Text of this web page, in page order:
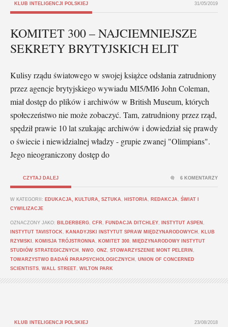
KLUB INTELIGENCJI POLSKIEJ 31/05/2019
KOMITET 300 – NAJCIEMNIEJSZE
SEKRETY BRYTYJSKICH ELIT
Kulisy rządu światowego w swojej książce odsłania zatrudniony
przez agencje brytyjskiego wywiadu MI5/MI6 John Coleman,
miał dostęp do plików i archiwów w British Museum, których
społeczeństwo nie może zobaczyć. Tam, zatrudniony przez rząd,
spędził prawie 10 lat szukając archiwów i dowiedział się prawdy
o świecie i niewidzialnej władzy - grupie zwanej "Olimpians".
Jego nieograniczony dostęp do
CZYTAJ DALEJ
W KATEGORII: EDUKACJA, KULTURA, SZTUKA HISTORIA REDAKCJA
ŚWIAT I
CYWILIZACJE
OZNACZONY JAKO: BILDERBERG CFR FUNDACJA DITCHLEY INSTYTUT ASPEN
INSTYTUT TAVISTOCK
KANADYJSKI INSTYTUT SPRAW MIĘDZYNARODOWYCH
KLUB
RZYMSKI
KOMISJA TRÓJSTRONNA KOMITET 300
MIĘDZYNARODOWY INSTYTUT
STUDIÓW STRATEGICZNYCH
NWO ONZ STOWARZYSZENIE MONT PELERIN
TOWARZYSTWO BADAŃ PARAPSYCHOLOGICZNYCH
UNION OF CONCERNED
SCIENTISTS WALL STREET WILTON PARK
6 KOMENTARZY
KLUB INTELIGENCJI POLSKIEJ 23/08/2018